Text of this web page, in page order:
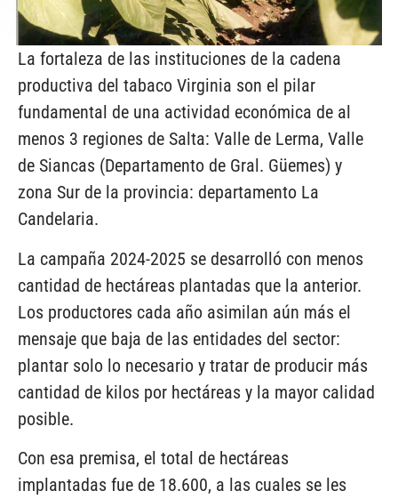
La fortaleza de las instituciones de la cadena
productiva del tabaco Virginia son el pilar
fundamental de una actividad económica de al
menos 3 regiones de Salta: Valle de Lerma, Valle
de Siancas (Departamento de Gral. Güemes) y
zona Sur de la provincia: departamento La
Candelaria.
La campaña 2024-2025 se desarrolló con menos
cantidad de hectáreas plantadas que la anterior.
Los productores cada año asimilan aún más el
mensaje que baja de las entidades del sector:
plantar solo lo necesario y tratar de producir más
cantidad de kilos por hectáreas y la mayor calidad
posible.
Con esa premisa, el total de hectáreas
implantadas fue de 18.600, a las cuales se les